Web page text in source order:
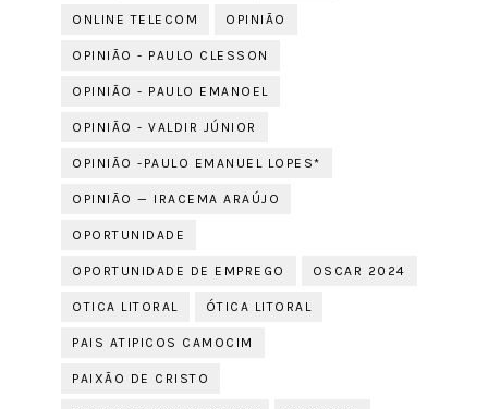
ONLINE TELECOM OPINIÃO
OPINIÃO - PAULO CLESSON
OPINIÃO - PAULO EMANOEL
OPINIÃO - VALDIR JÚNIOR
OPINIÃO -PAULO EMANUEL LOPES*
OPINIÃO — IRACEMA ARAÚJO
OPORTUNIDADE
OPORTUNIDADE DE EMPREGO OSCAR 2024
OTICA LITORAL ÓTICA LITORAL
PAIS ATIPICOS CAMOCIM
PAIXÃO DE CRISTO